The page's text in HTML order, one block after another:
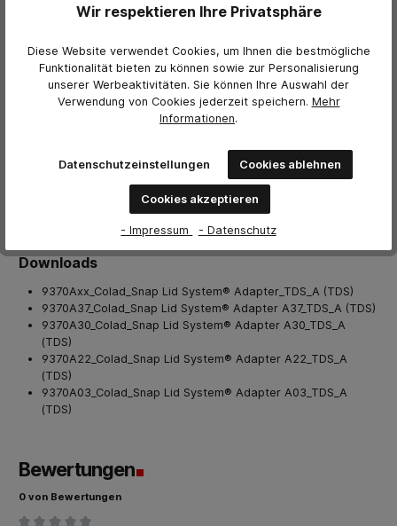
Technisches Datenblatt A37
Technisches Datenblatt A30
Technisches Datenblatt A03
Weitere Herstellerinformationen
Downloads
9370Axx_Colad_Snap Lid System® Adapter_TDS_A (TDS)
9370A37_Colad_Snap Lid System® Adapter A37_TDS_A (TDS)
9370A30_Colad_Snap Lid System® Adapter A30_TDS_A
(TDS)
9370A22_Colad_Snap Lid System® Adapter A22_TDS_A
(TDS)
9370A03_Colad_Snap Lid System® Adapter A03_TDS_A
(TDS)
Bewertungen
0 von Bewertungen
Wir respektieren Ihre Privatsphäre
Diese Website verwendet Cookies, um Ihnen die bestmögliche
Funktionalität bieten zu können sowie zur Personalisierung
unserer Werbeaktivitäten. Sie können Ihre Auswahl der
Verwendung von Cookies jederzeit speichern. Mehr
Informationen.
Datenschutzeinstellungen Cookies ablehnen
Cookies akzeptieren
- Impressum - Datenschutz